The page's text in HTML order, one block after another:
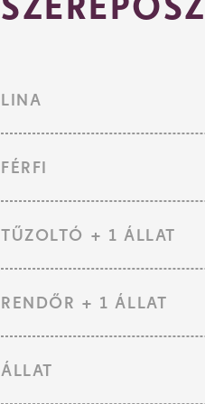
LINA
FÉRFI
TŰZOLTÓ + 1 ÁLLAT
RENDŐR + 1 ÁLLAT
ÁLLAT